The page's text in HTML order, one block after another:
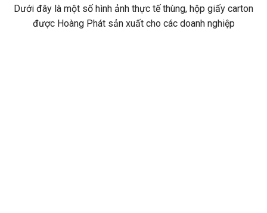
Dưới đây là một số hình ảnh thực tế thùng, hộp giấy carton
được Hoàng Phát sản xuất cho các doanh nghiệp